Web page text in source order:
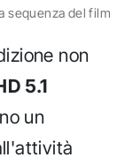
sequenza del film
non
5.1
un